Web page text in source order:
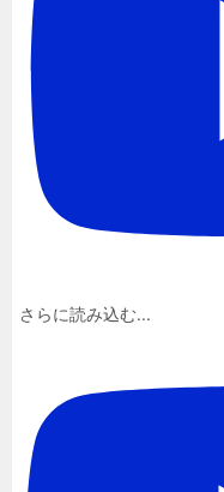
さらに読み込む...